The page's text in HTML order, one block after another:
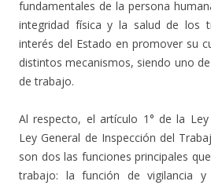
fundamentales de la persona
integridad física y la salud de los
interés del Estado en promover su
distintos mecanismos, siendo uno
de trabajo.
Al respecto, el artículo 1° de la Ley
Ley General de Inspección del
son dos las funciones principales
trabajo: la función de vigilancia